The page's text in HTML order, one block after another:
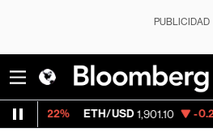
PUBLICIDAD
1,901.10 -0.25% Visa 370.47